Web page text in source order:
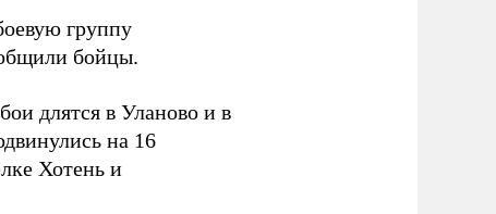
группу
бойцы.
длятся в Уланово и в
на 16
Хотень и